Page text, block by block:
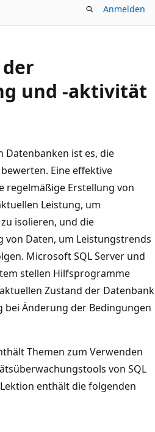
Anmelden
und -aktivität
Datenbanken ist es, die
Eine effektive
regelmäßige Erstellung von
Leistung, um
isolieren, und die
von Daten, um Leistungstrends
Microsoft SQL Server und
stellen Hilfsprogramme
Zustand der Datenbank
bei Änderung der Bedingungen
Themen zum Verwenden
von SQL
enthält die folgenden